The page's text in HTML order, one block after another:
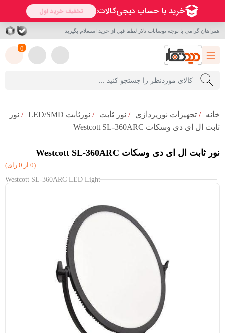
همراهان گرامی با توجه نوسانات دلار لطفا قبل از خرید استعلام بگیرید
0
خانه / تجهیزات نورپردازی / نور ثابت / نورثابت LED/SMD / نور
ثابت ال ای دی وسکات Westcott SL-360ARC
نور ثابت ال ای دی وسکات Westcott SL-360ARC
(0 از 0 رای)
Westcott SL-360ARC LED Light